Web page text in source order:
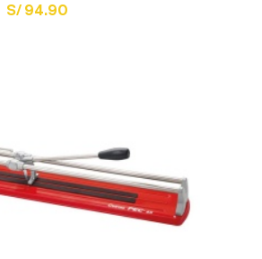
S/ 94.90